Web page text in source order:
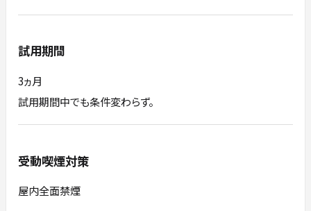
試用期間
3ヵ月
試用期間中でも条件変わらず。
受動喫煙対策
屋内全面禁煙